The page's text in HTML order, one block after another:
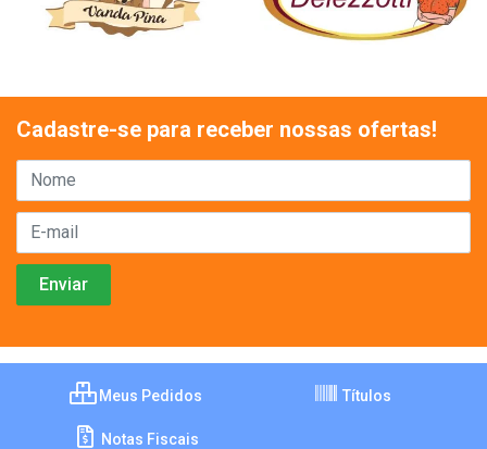
Cadastre-se para receber nossas ofertas!
Meus Pedidos Títulos
Notas Fiscais